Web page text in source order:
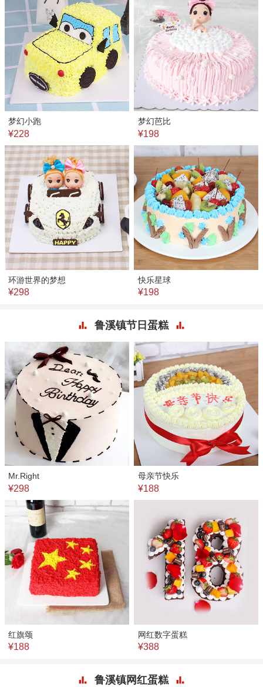
梦幻小跑
¥228
梦幻芭比
¥198
环游世界的梦想
¥298
快乐星球
¥198
鲁溪镇节日蛋糕
Mr.Right
¥298
母亲节快乐
¥188
红旗颂
¥188
网红数字蛋糕
¥388
鲁溪镇网红蛋糕